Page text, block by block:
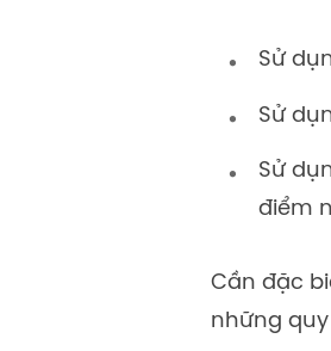
Sử
Sử
Sử
điểm
Cần đặc
những